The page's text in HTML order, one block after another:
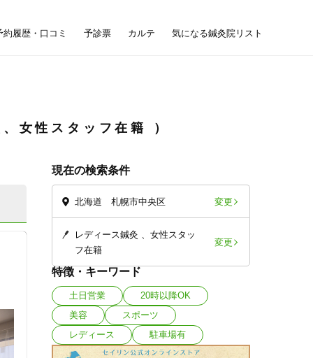
約履歴・口コミ 予診票 カルテ 気になる鍼灸院リスト
女性スタッフ在籍
現在の検索条件
北海道 札幌市中央区 変更
レディース鍼灸
女性スタッ
フ在籍
変更
特徴・キーワード
土日営業
20時以降OK
美容
スポーツ
レディース
駐車場有